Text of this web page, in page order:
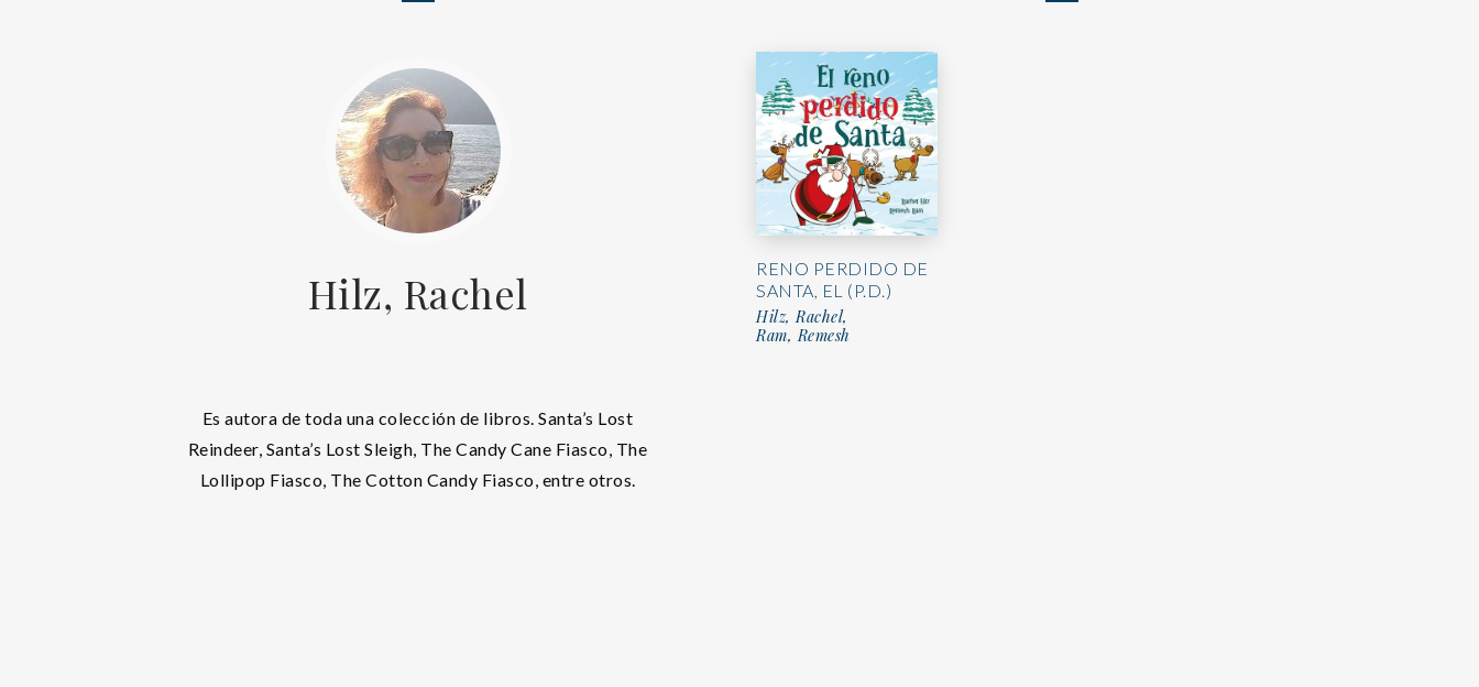
Hilz, Rachel
Es autora de toda una colección de libros. Santa’s Lost
Reindeer, Santa’s Lost Sleigh, The Candy Cane Fiasco, The
Lollipop Fiasco, The Cotton Candy Fiasco, entre otros.
RENO PERDIDO DE
SANTA, EL (P.D.)
Hilz, Rachel,
Ram, Remesh